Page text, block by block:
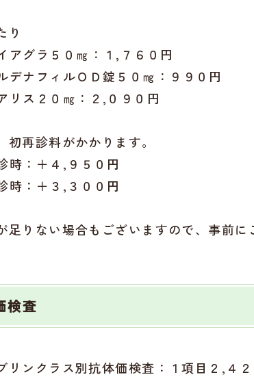
り
アグラ５０㎎：１,７６０円
デナフィルＯＤ錠５０㎎：９９０円
リス２０㎎：２,０９０円
再診料がかかります。
時：＋４,９５０円
時：＋３,３００円
りない場合もございますので、事前に
検査
リンクラス別抗体価検査：１項目２,４